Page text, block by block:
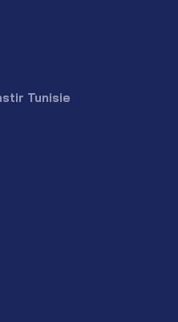
Tunisie